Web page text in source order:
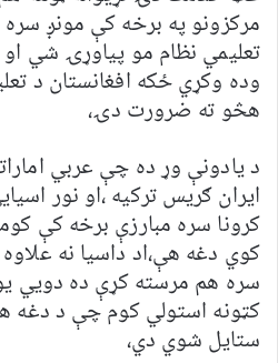
مرکزونو په برخه کې مونږ
تعلیمي نظام مو پیاوړۍ شي او
وده وکړي ځکه افغانستان د
هڅو ته ضرورت دۍ،
د یادونې وړ ده چې عربي
ایران ګریس ترکیه ،او نور
کرونا سره مبارزې برخه کې
کوي دغه هې،اد داسیا نه
سره هم مرسته کړې ده دويي
کټونه استولي کوم چې د دغه
ستایل شوي دي،